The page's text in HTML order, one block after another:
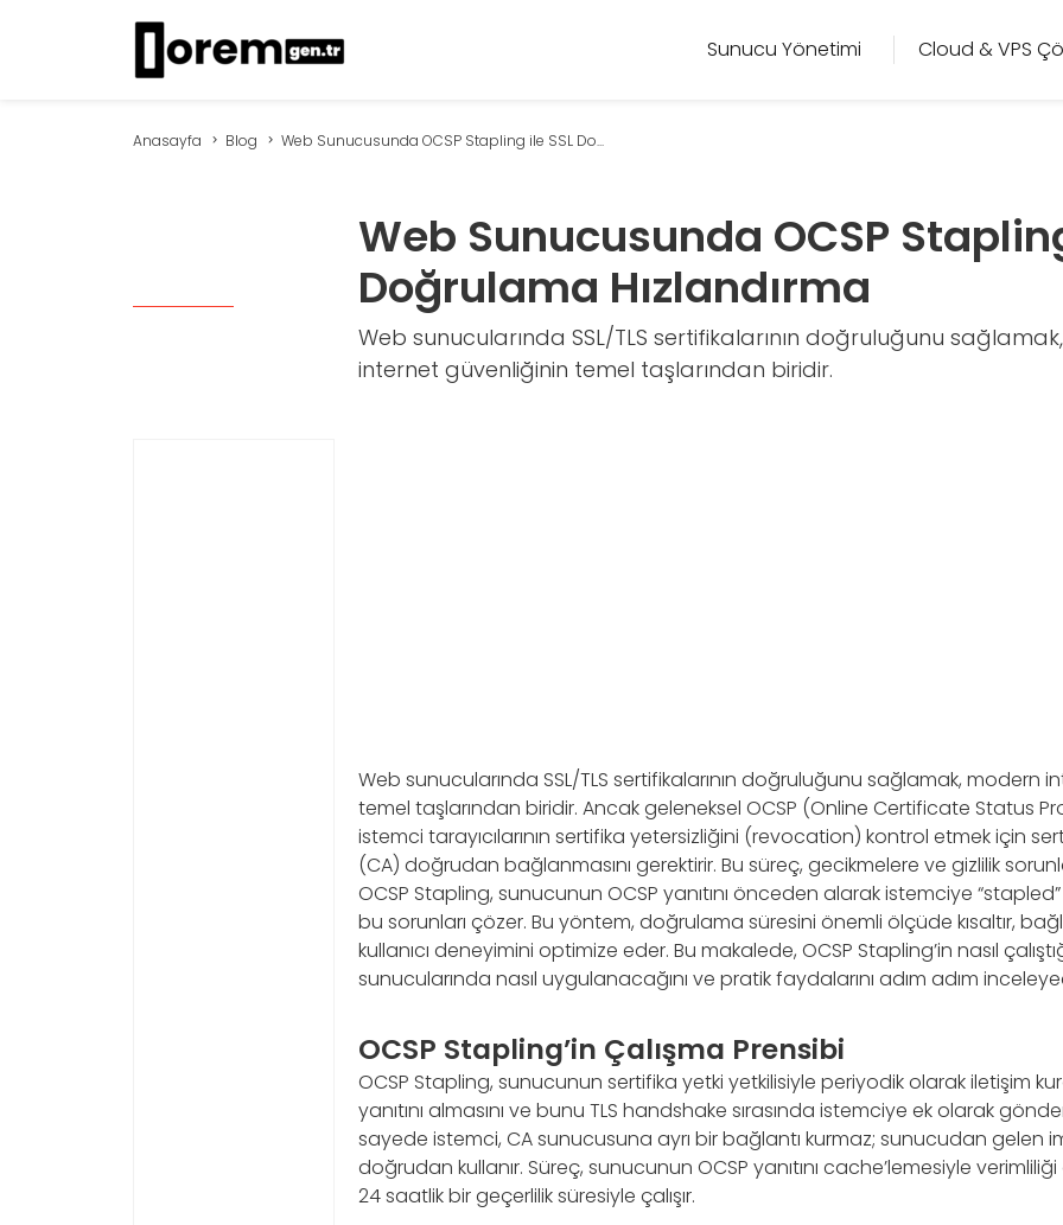
Sunucu Yönetimi Cloud & VPS
Anasayfa Blog Web Sunucusunda OCSP Stapling ile SSL Do...
Web Sunucusunda OCSP
Doğrulama Hızlandırma
Web sunucularında SSL/TLS sertifikalarının doğruluğunu
internet güvenliğinin temel taşlarından biridir.
Web sunucularında SSL/TLS sertifikalarının doğruluğunu sağlamak, modern
temel taşlarından biridir. Ancak geleneksel OCSP (Online Certificate Status
istemci tarayıcılarının sertifika yetersizliğini (revocation) kontrol etmek için
(CA) doğrudan bağlanmasını gerektirir. Bu süreç, gecikmelere ve gizlilik
OCSP Stapling, sunucunun OCSP yanıtını önceden alarak istemciye
bu sorunları çözer. Bu yöntem, doğrulama süresini önemli ölçüde kısaltır,
kullanıcı deneyimini optimize eder. Bu makalede, OCSP Stapling’in nasıl
sunucularında nasıl uygulanacağını ve pratik faydalarını adım adım
OCSP Stapling’in Çalışma Prensibi
OCSP Stapling, sunucunun sertifika yetki yetkilisiyle periyodik olarak iletişim
yanıtını almasını ve bunu TLS handshake sırasında istemciye ek olarak
sayede istemci, CA sunucusuna ayrı bir bağlantı kurmaz; sunucudan gelen
doğrudan kullanır. Süreç, sunucunun OCSP yanıtını cache’lemesiyle verimliliği
24 saatlik bir geçerlilik süresiyle çalışır.